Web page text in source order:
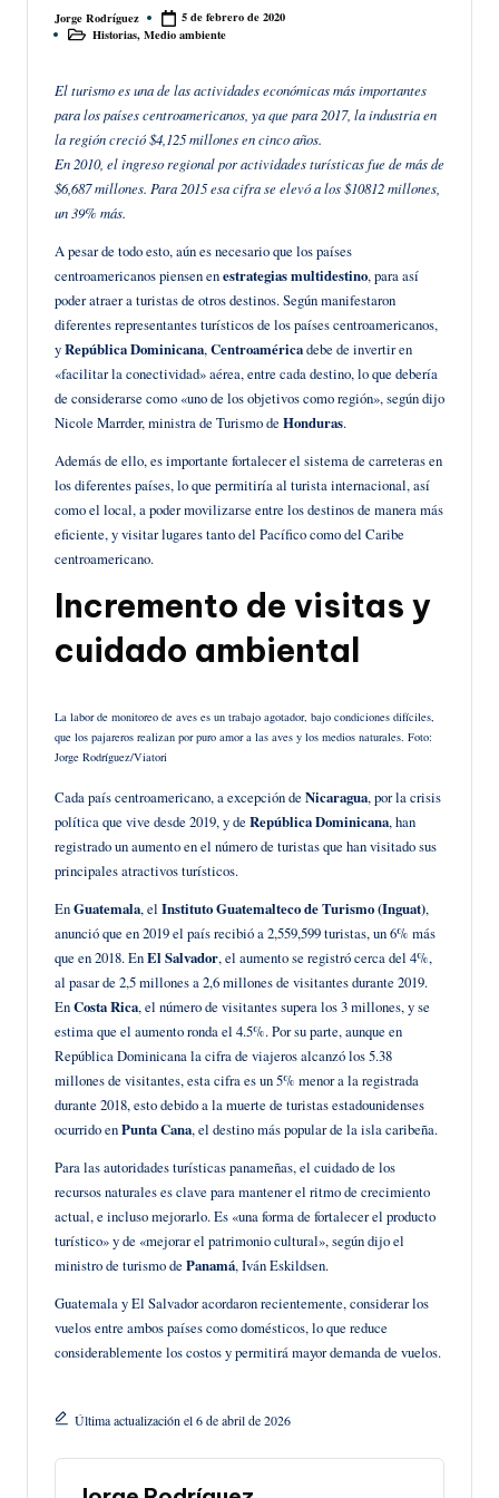
Publicado
por
Jorge Rodríguez
5 de febrero de 2020
PublicadoHistorias,Medio ambiente
El turismo es una de las actividades económicas más importantes
para los países centroamericanos, ya que para 2017, la industria en
la región creció $4,125 millones en cinco años.
En 2010, el ingreso regional por actividades turísticas fue de más de
$6,687 millones. Para 2015 esa cifra se elevó a los $10812 millones,
un 39% más.
A pesar de todo esto, aún es necesario que los países
centroamericanos piensen enestrategias multidestino, para así
poder atraer a turistas de otros destinos. Según manifestaron
diferentes representantes turísticos de los países centroamericanos,
yRepública Dominicana,Centroaméricadebe de invertir en
«facilitar la conectividad» aérea, entre cada destino, lo que debería
de considerarse como «uno de los objetivos como región», según dijo
Nicole Marrder, ministra de Turismo de Honduras.
Además de ello, es importante fortalecer el sistema de carreteras en
los diferentes países, lo que permitiría al turista internacional, así
como el local, a poder movilizarse entre los destinos de manera más
eficiente, y visitar lugares tanto del Pacífico como del Caribe
centroamericano.
Incremento de visitas y
cuidado ambiental
La labor de monitoreo de aves es un trabajo agotador, bajo condiciones difíciles,
que los pajareros realizan por puro amor a las aves y los medios naturales. Foto:
Jorge Rodríguez/Viatori
Cada país centroamericano, a excepción de Nicaragua, por la crisis
política que vive desde 2019, y de República Dominicana, han
registrado un aumento en el número de turistas que han visitado sus
principales atractivos turísticos.
EnGuatemala, el Instituto Guatemalteco de Turismo (Inguat),
anunció que en 2019 el país recibió a 2,559,599 turistas, un 6% más
que en 2018. EnEl Salvador, el aumento se registró cerca del 4%,
al pasar de 2,5 millones a 2,6 millones de visitantes durante 2019.
EnCosta Rica, el número de visitantes supera los 3 millones, y se
estima que el aumento ronda el 4.5%. Por su parte, aunque en
República Dominicana la cifra de viajeros alcanzó los 5.38
millones de visitantes, esta cifra es un 5% menor a la registrada
durante 2018, esto debido a la muerte de turistas estadounidenses
ocurrido enPunta Cana, el destino más popular de la isla caribeña.
Para las autoridades turísticas panameñas, el cuidado de los
recursos naturales es clave para mantener el ritmo de crecimiento
actual, e incluso mejorarlo. Es «una forma de fortalecer el producto
turístico» y de «mejorar el patrimonio cultural», según dijo el
ministro de turismo de Panamá, Iván Eskildsen.
Guatemala y El Salvador acordaron recientemente, considerar los
vuelos entre ambos países como domésticos, lo que reduce
considerablemente los costos y permitirá mayor demanda de vuelos.
Última actualización el 6 de abril de 2026